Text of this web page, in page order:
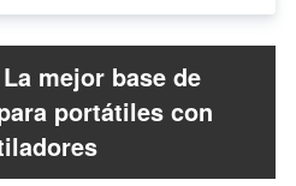
mejor base de
portátiles con